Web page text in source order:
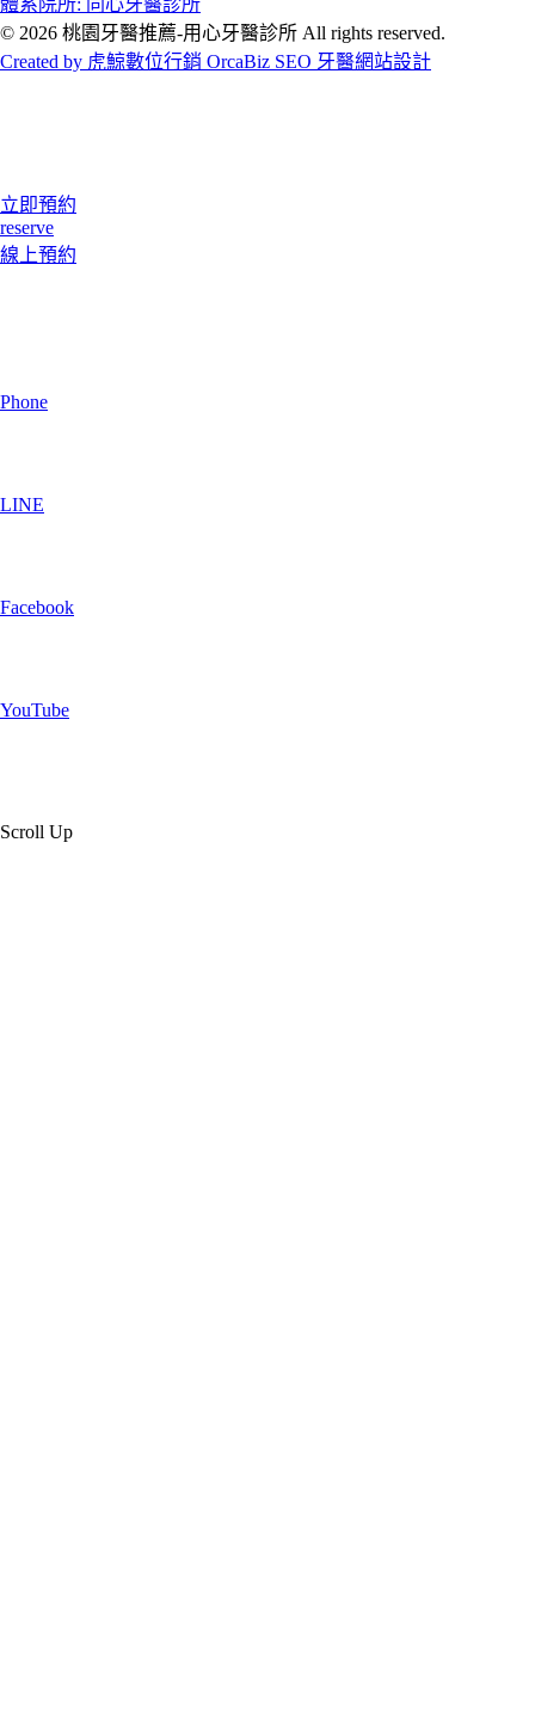
© 2026 桃園牙醫推薦-用心牙醫診所 All rights reserved.
Created by 虎鯨數位行銷 OrcaBiz SEO 牙醫網站設計
立即預約
reserve
線上預約
Phone
LINE
Facebook
YouTube
Scroll Up